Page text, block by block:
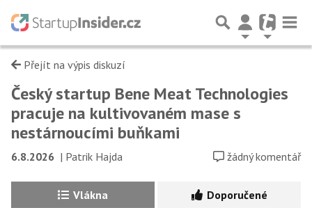
Přejít na výpis diskuzí
Český startup Bene Meat Technologies
pracuje na kultivovaném mase s
nestárnoucími buňkami
6.8.2026 | Patrik Hajda žádný komentář
Vlákna Doporučené